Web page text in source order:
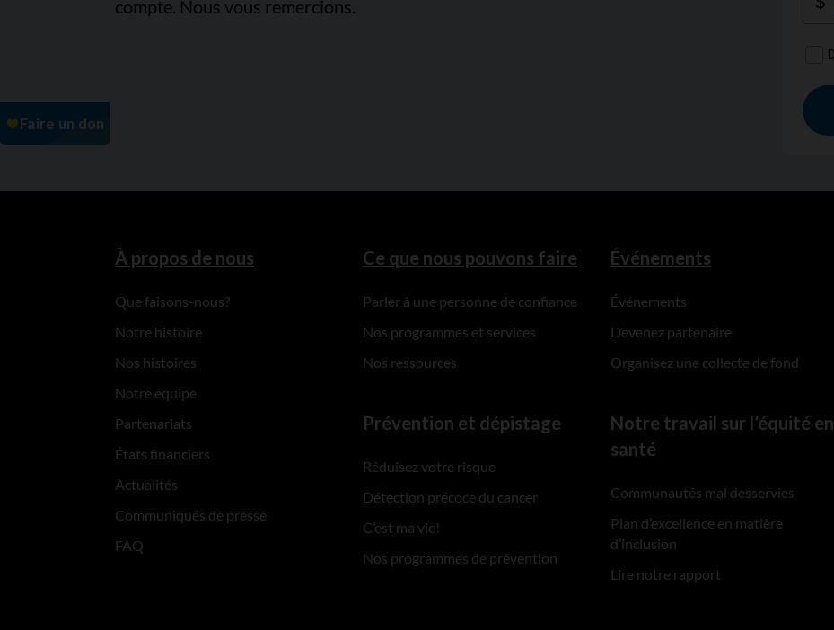
compte. Nous vous remercions.
À propos de nous
Que faisons-nous?
Notre histoire
Nos histoires
Notre équipe
Partenariats
États financiers
Actualités
Communiqués de presse
FAQ
Ce que nous pouvons faire
Parler à une personne de confiance
Nos programmes et services
Nos ressources
Prévention et dépistage
Réduisez votre risque
Détection précoce du cancer
C’est ma vie!
Nos programmes de prévention
Événements
Événements
Devenez partenaire
Organisez une collecte de fond
Notre travail sur l’équité en
santé
Communautés mal desservies
Plan d’excellence en matière
d’inclusion
Lire notre rapport